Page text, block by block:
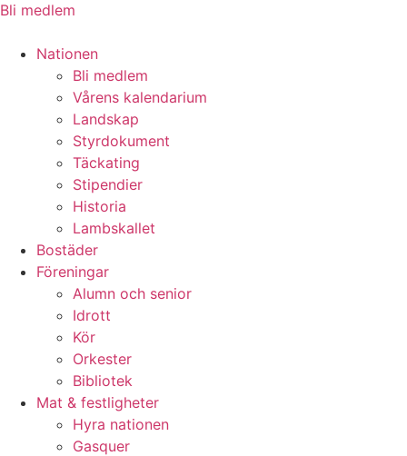
Bli medlem
Nationen
Bli medlem
Vårens kalendarium
Landskap
Styrdokument
Täckating
Stipendier
Historia
Lambskallet
Bostäder
Föreningar
Alumn och senior
Idrott
Kör
Orkester
Bibliotek
Mat & festligheter
Hyra nationen
Gasquer